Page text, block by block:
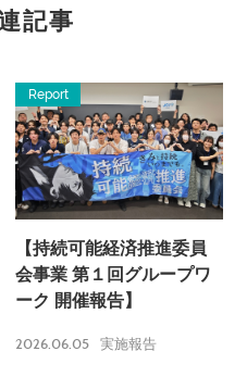
記事
Report
【持続可能経済推進委員
会事業 第１回グループワ
ーク 開催報告】
2026.06.05 実施報告